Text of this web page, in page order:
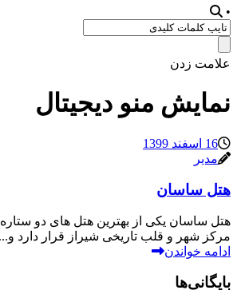
•
علامت زدن
نمایش منو دیجیتال
16 اسفند 1399
مدیر
هتل ساسان
هتل ساسان یکی از بهترین هتل های دو ستاره
مرکز شهر و قلب تاریخی شیراز قرار دارد و...
ادامه خواندن
بایگانی‌ها